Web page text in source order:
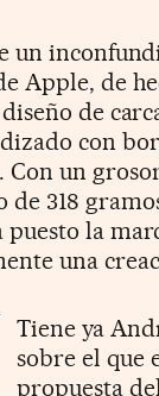
un
Apple, de
de
con
Con un
de 318
la
una
Tiene ya
sobre el que
propuesta